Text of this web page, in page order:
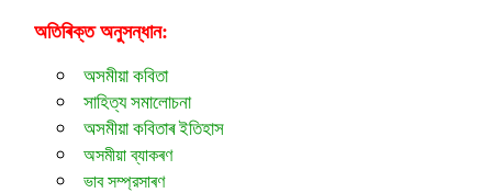
অতিৰিক্ত অনুসন্ধান:
অসমীয়া কবিতা
সাহিত্য সমালোচনা
অসমীয়া কবিতাৰ ইতিহাস
অসমীয়া ব্যাকৰণ
ভাব সম্প্রসাৰণ